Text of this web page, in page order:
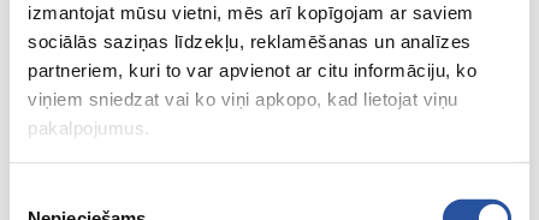
izmantojat mūsu vietni, mēs arī kopīgojam ar saviem
sociālās saziņas līdzekļu, reklamēšanas un analīzes
partneriem, kuri to var apvienot ar citu informāciju, ko
viņiem sniedzat vai ko viņi apkopo, kad lietojat viņu
pakalpojumus.
Интернет-магазин с выгодными ценами и
качественными товарами, где
удовлетворённость клиента является нашей
главной ценностью.
Vse dlja vashego doma i sada!